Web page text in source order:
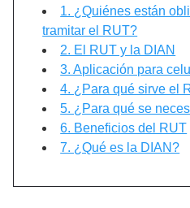
1. ¿Quiénes están
tramitar el RUT?
2. El RUT y la DIAN
3. Aplicación para
4. ¿Para qué sirve el
5. ¿Para qué se
6. Beneficios del RUT
7. ¿Qué es la DIAN?